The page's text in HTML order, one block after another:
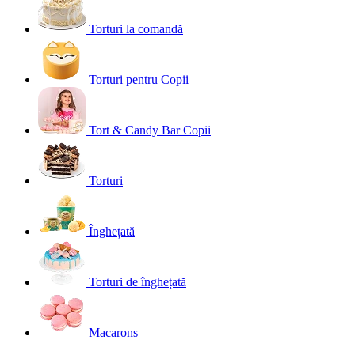
Torturi la comandă
Torturi pentru Copii
Tort & Candy Bar Copii
Torturi
Înghețată
Torturi de înghețată
Macarons